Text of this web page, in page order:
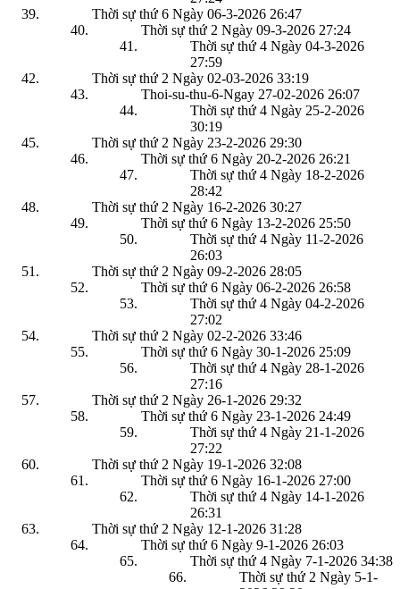
Thời sự thứ 6 Ngày 06-3-2026 26:47
Thời sự thứ 2 Ngày 09-3-2026 27:24
Thời sự thứ 4 Ngày 04-3-2026
27:59
Thời sự thứ 2 Ngày 02-03-2026 33:19
Thoi-su-thu-6-Ngay 27-02-2026 26:07
Thời sự thứ 4 Ngày 25-2-2026
30:19
Thời sự thứ 2 Ngày 23-2-2026 29:30
Thời sự thứ 6 Ngày 20-2-2026 26:21
Thời sự thứ 4 Ngày 18-2-2026
28:42
Thời sự thứ 2 Ngày 16-2-2026 30:27
Thời sự thứ 6 Ngày 13-2-2026 25:50
Thời sự thứ 4 Ngày 11-2-2026
26:03
Thời sự thứ 2 Ngày 09-2-2026 28:05
Thời sự thứ 6 Ngày 06-2-2026 26:58
Thời sự thứ 4 Ngày 04-2-2026
27:02
Thời sự thứ 2 Ngày 02-2-2026 33:46
Thời sự thứ 6 Ngày 30-1-2026 25:09
Thời sự thứ 4 Ngày 28-1-2026
27:16
Thời sự thứ 2 Ngày 26-1-2026 29:32
Thời sự thứ 6 Ngày 23-1-2026 24:49
Thời sự thứ 4 Ngày 21-1-2026
27:22
Thời sự thứ 2 Ngày 19-1-2026 32:08
Thời sự thứ 6 Ngày 16-1-2026 27:00
Thời sự thứ 4 Ngày 14-1-2026
26:31
Thời sự thứ 2 Ngày 12-1-2026 31:28
Thời sự thứ 6 Ngày 9-1-2026 26:03
Thời sự thứ 4 Ngày 7-1-2026 34:38
Thời sự thứ 2 Ngày 5-1-